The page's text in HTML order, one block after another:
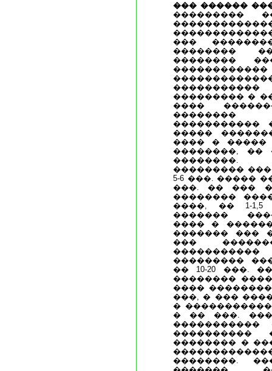
��� ������
���������
���
��������
��������
��������� �
����
��������
�����������
�����
���� � �����
��������, ��
��������.
���������
5-6 ���. �����
���. �� ���
��������
����, �� 1-
�������
���� �
������� ���
���
���������
�� 10-20 ���.
��������
����
���, � ���
�
� �� ���.
�����������
����������
�������� �
��������.